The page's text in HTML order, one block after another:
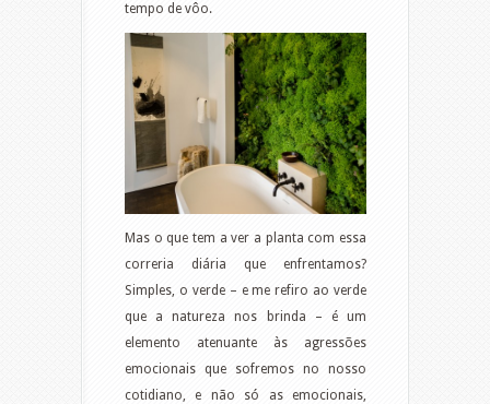
tempo de vôo.
Mas o que tem a ver a planta com essa
correria diária que enfrentamos?
Simples, o verde – e me refiro ao verde
que a natureza nos brinda – é um
elemento atenuante às agressões
emocionais que sofremos no nosso
cotidiano, e não só as emocionais,